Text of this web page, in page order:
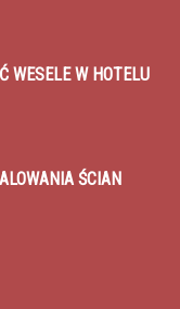
WESELE W HOTELU
ŚCIAN